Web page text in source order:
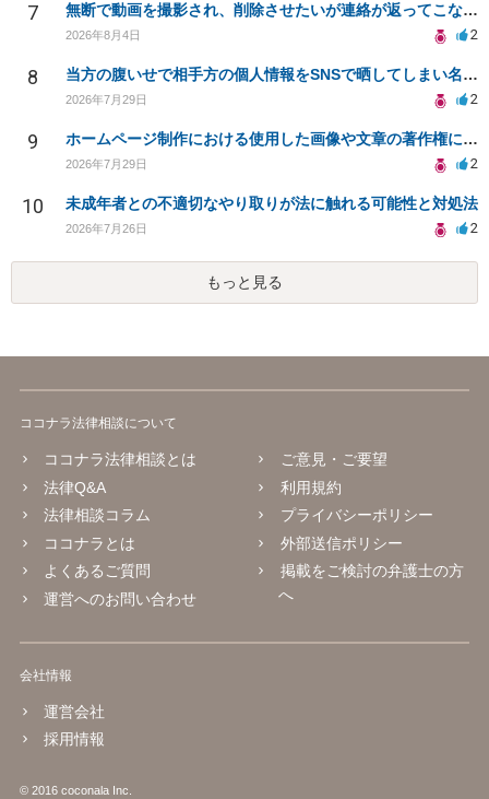
7 無断で動画を撮影され、削除させたいが連絡が返ってこない。
2026年8月4日 2
8 当方の腹いせで相手方の個人情報をSNSで晒してしまい名誉毀損させてしまったかもしれない
2026年7月29日 2
9 ホームページ制作における使用した画像や文章の著作権について
2026年7月29日 2
10 未成年者との不適切なやり取りが法に触れる可能性と対処法
2026年7月26日 2
もっと見る
ココナラ法律相談について
ココナラ法律相談とは
法律Q&A
法律相談コラム
ココナラとは
よくあるご質問
運営へのお問い合わせ
ご意見・ご要望
利用規約
プライバシーポリシー
外部送信ポリシー
掲載をご検討の弁護士の方
へ
会社情報
運営会社
採用情報
© 2016 coconala Inc.